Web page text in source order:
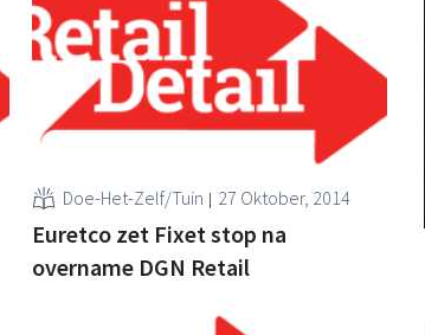
Doe-Het-Zelf/Tuin 27 Oktober, 2014
Euretco zet Fixet stop na
overname DGN Retail